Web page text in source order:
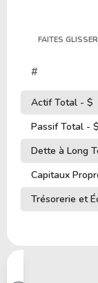
FAITES
#
Actif Total - $
Passif Total - $
Dette à Long
Capitaux
Trésorerie et